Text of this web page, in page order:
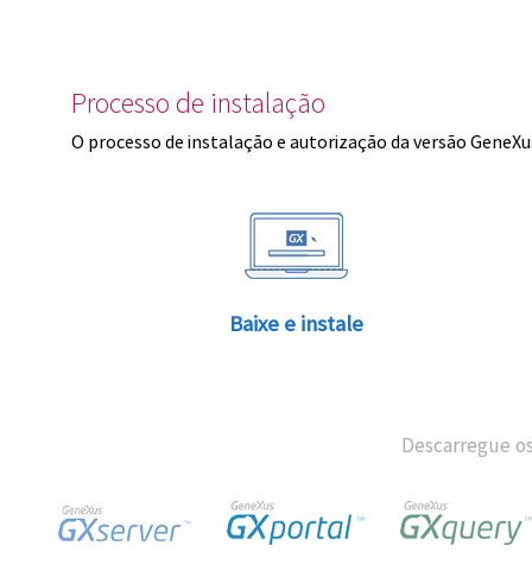
Processo de instalação
O processo de instalação e autorização da versão
Baixe e instale
Descarregue